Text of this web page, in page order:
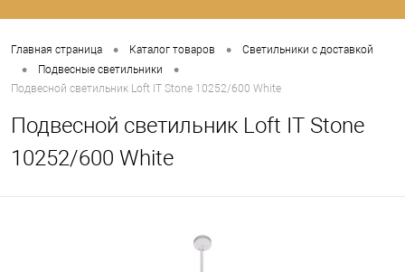
Главная страница • Каталог товаров • Светильники с доставкой
• Подвесные светильники •
Подвесной светильник Loft IT Stone 10252/600 White
Подвесной светильник Loft IT Stone
10252/600 White